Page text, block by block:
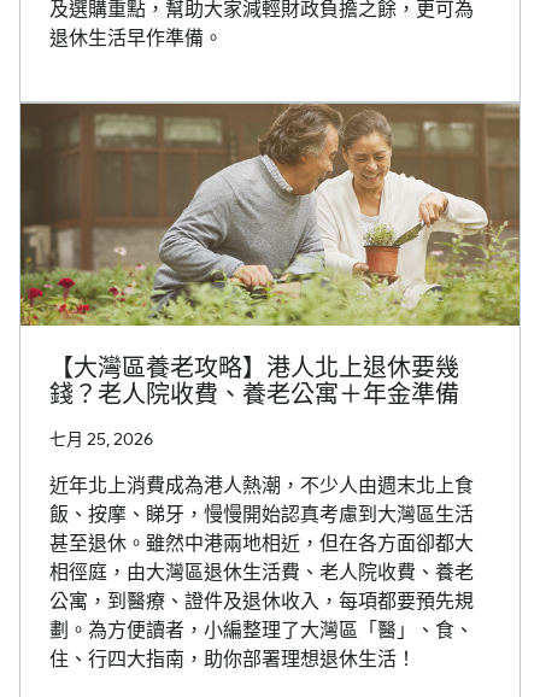
及選購重點，幫助大家減輕財政負擔之餘，更可為
退休生活早作準備。
【大灣區養老攻略】港人北上退休要幾
錢？老人院收費、養老公寓＋年金準備
七月 25, 2026
近年北上消費成為港人熱潮，不少人由週末北上食
飯、按摩、睇牙，慢慢開始認真考慮到大灣區生活
甚至退休。雖然中港兩地相近，但在各方面卻都大
相徑庭，由大灣區退休生活費、老人院收費、養老
公寓，到醫療、證件及退休收入，每項都要預先規
劃。為方便讀者，小編整理了大灣區「醫」、食、
住、行四大指南，助你部署理想退休生活！